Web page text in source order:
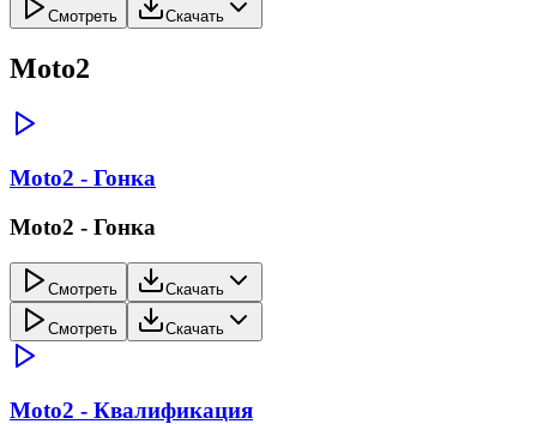
Смотреть Скачать
Moto2
Moto2 - Гонка
Moto2 - Гонка
Смотреть Скачать
Смотреть Скачать
Moto2 - Квалификация